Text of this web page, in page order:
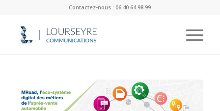
Contactez-nous : 06.40.64.98.99